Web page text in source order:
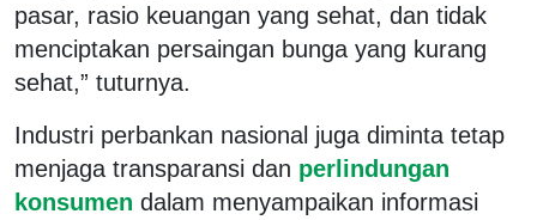
pasar, rasio keuangan yang sehat, dan tidak
menciptakan persaingan bunga yang kurang
sehat,” tuturnya.
Industri perbankan nasional juga diminta tetap
menjaga transparansi dan perlindungan
konsumen dalam menyampaikan informasi